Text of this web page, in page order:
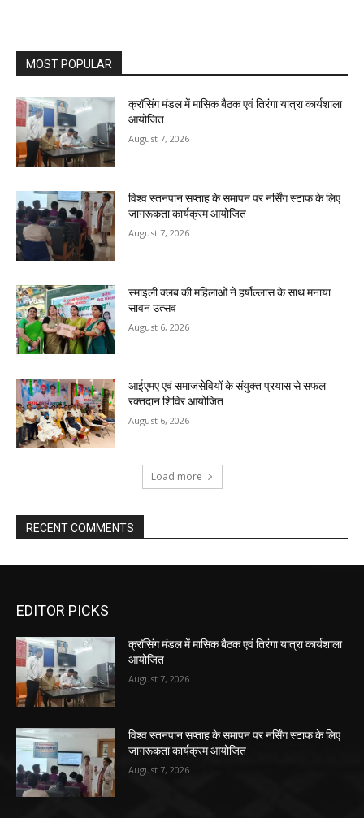
MOST POPULAR
क्रॉसिंग मंडल में मासिक बैठक एवं तिरंगा यात्रा कार्यशाला
आयोजित
August 7, 2026
विश्व स्तनपान सप्ताह के समापन पर नर्सिंग स्टाफ के लिए
जागरूकता कार्यक्रम आयोजित
August 7, 2026
स्माइली क्लब की महिलाओं ने हर्षोल्लास के साथ मनाया
सावन उत्सव
August 6, 2026
आईएमए एवं समाजसेवियों के संयुक्त प्रयास से सफल
रक्तदान शिविर आयोजित
August 6, 2026
Load more
RECENT COMMENTS
EDITOR PICKS
क्रॉसिंग मंडल में मासिक बैठक एवं तिरंगा यात्रा कार्यशाला
आयोजित
August 7, 2026
विश्व स्तनपान सप्ताह के समापन पर नर्सिंग स्टाफ के लिए
जागरूकता कार्यक्रम आयोजित
August 7, 2026